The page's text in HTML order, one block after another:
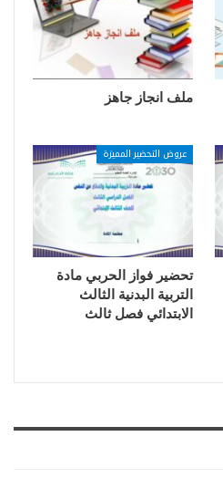
ملف انجاز جاهز
عروض التحضير المميزة
تحضير فواز الحربي مادة
التربية البدنية الثالث
الابتدائي فصل ثالث